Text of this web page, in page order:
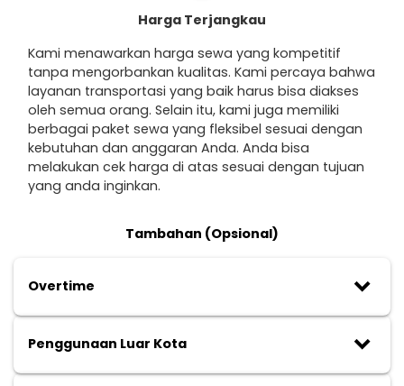
Harga Terjangkau
Kami menawarkan harga sewa yang kompetitif
tanpa mengorbankan kualitas. Kami percaya bahwa
layanan transportasi yang baik harus bisa diakses
oleh semua orang. Selain itu, kami juga memiliki
berbagai paket sewa yang fleksibel sesuai dengan
kebutuhan dan anggaran Anda. Anda bisa
melakukan cek harga di atas sesuai dengan tujuan
yang anda inginkan.
Tambahan (Opsional)
Overtime keyboard_arrow_down
Penggunaan Luar Kota keyboard_arrow_down